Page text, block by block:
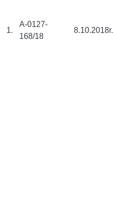
1.
A-0127-
168/18
8.10.2018r.